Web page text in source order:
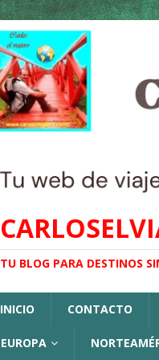
TU BLOG PARA DESTINOS
INICIO CONTACTO
EUROPA